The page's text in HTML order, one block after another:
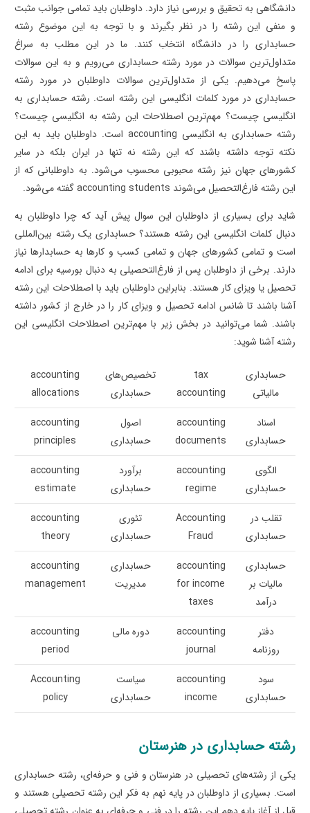
دانشگاهی به تحقیق و بررسی نیاز دارد. داوطلبان باید تمامی جوانب مثبت
و منفی این رشته را در نظر بگیرند و با توجه به این موضوع رشته
حسابداری را در دانشگاه انتخاب کنند. ما در این مطلب به سراغ
متداول‌ترین سوالات در مورد رشته حسابداری می‌رویم و به این سوالات
پاسخ می‌دهیم. یکی از متداول‌ترین سوالات داوطلبان در مورد رشته
حسابداری در مورد کلمات انگلیسی این رشته است. رشته حسابداری به
انگلیسی چیست؟ مهم‌ترین اصطلاحات این رشته به انگلیسی چیست؟
رشته حسابداری به انگلیسی accounting است. داوطلبان باید به این
نکته توجه داشته باشند که این رشته نه تنها در ایران بلکه در سایر
کشورهای جهان نیز رشته محبوبی محسوب می‌شود. به داوطلبانی که از
این رشته فارغ‌التحصیل می‌شوند accounting students گفته می‌شود.
شاید برای بسیاری از داوطلبان این سوال پیش آید که چرا داوطلبان به
دنبال کلمات انگلیسی این رشته هستند؟ حسابداری یک رشته‌ بین‌المللی
است و تمامی کشورهای جهان و تمامی کسب و کارها به حسابدارها نیاز
دارند. برخی از داوطلبان پس از فارغ‌التحصیلی به دنبال بورسیه برای ادامه
تحصیل یا ویزای کار هستند. بنابراین داوطلبان باید با اصطلاحات این رشته
آشنا باشند تا شانس ادامه تحصیل و ویزای کار را در خارج از کشور داشته
باشند. شما می‌توانید در بخش زیر با مهم‌ترین اصطلاحات انگلیسی این
رشته آشنا شوید:
حسابداری
مالیاتی
tax
accounting
تخصیص‌های
حسابداری
accounting
allocations
اسناد
حسابداری
accounting
documents
اصول
حسابداری
accounting
principles
الگوی
حسابداری
accounting
regime
برآورد
حسابداری
accounting
estimate
تقلب در
حسابداری
Accounting
Fraud
تئوری
حسابداری
accounting
theory
حسابداری
مالیات بر
درآمد
accounting
for income
taxes
حسابداری
مدیریت
accounting
management
دفتر
روزنامه
accounting
journal
دوره مالی
accounting
period
سود
حسابداری
accounting
income
سیاست
حسابداری
Accounting
policy
رشته حسابداری در هنرستان
یکی از رشته‌های تحصیلی در هنرستان و فنی و حرفه‌ای، رشته حسابداری
است. بسیاری از داوطلبان در پایه نهم به فکر این رشته تحصیلی هستند و